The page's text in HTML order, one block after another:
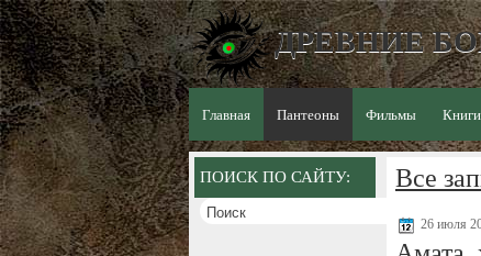
ДРЕВНИЕ
Главная Пантеоны Фильмы Книги
ПОИСК ПО САЙТУ: Все
26 июля